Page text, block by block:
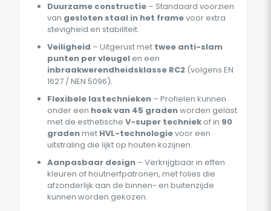
Duurzame constructie– Standaard voorzien
van gesloten staal in het framevoor extra
stevigheid en stabiliteit.
Veiligheid – Uitgerust met twee anti-slam
punten per vleugelen een
inbraakwerendheidsklasse RC2(volgens EN
1627 / NEN 5096).
Flexibele lastechnieken– Profielen kunnen
onder een hoek van 45 gradenworden gelast
met de esthetische V-super techniekof in 90
gradenmet HVL-technologievoor een
uitstraling die lijkt op houten kozijnen.
Aanpasbaar design– Verkrijgbaar in effen
kleuren of houtnerfpatronen, met folies die
afzonderlijk aan de binnen- en buitenzijde
kunnen worden gekozen.